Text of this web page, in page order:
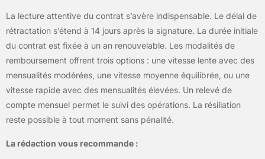
La lecture attentive du contrat s’avère indispensable. Le délai de
rétractation s’étend à 14 jours après la signature. La durée initiale
du contrat est fixée à un an renouvelable. Les modalités de
remboursement offrent trois options : une vitesse lente avec des
mensualités modérées, une vitesse moyenne équilibrée, ou une
vitesse rapide avec des mensualités élevées. Un relevé de
compte mensuel permet le suivi des opérations. La résiliation
reste possible à tout moment sans pénalité.
La rédaction vous recommande :